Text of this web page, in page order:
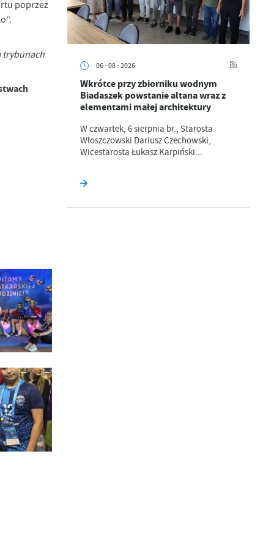
poprzez
trybunach
06 - 08 - 2026
Wkrótce przy zbiorniku wodnym
Biadaszek powstanie altana wraz z
elementami małej architektury
W czwartek, 6 sierpnia br., Starosta
Włoszczowski Dariusz Czechowski,
Wicestarosta Łukasz Karpiński...